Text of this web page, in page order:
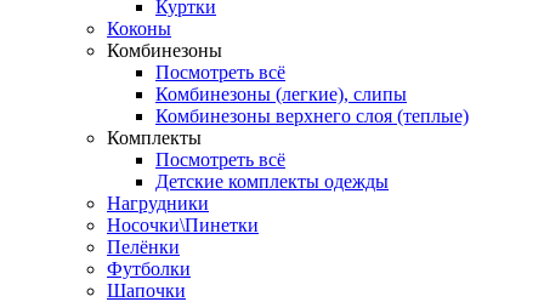
Куртки
Коконы
Комбинезоны
Посмотреть всё
Комбинезоны (легкие), слипы
Комбинезоны верхнего слоя (теплые)
Комплекты
Посмотреть всё
Детские комплекты одежды
Нагрудники
Носочки\Пинетки
Пелёнки
Футболки
Шапочки